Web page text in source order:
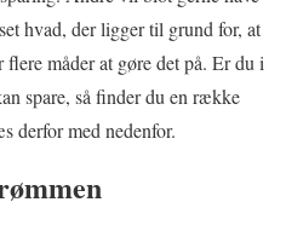
hvad, der ligger til grund for, at
måder at gøre det på. Er du i
spare, så finder du en række
derfor med nedenfor.